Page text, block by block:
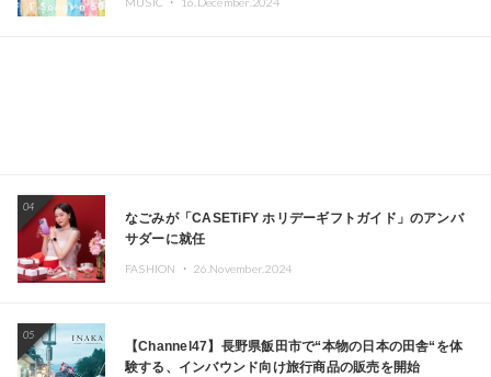
04
なごみが「CASETiFY ホリデーギフトガイド」のアンバ
サダーに就任
FASHION ・ 26.November.2024
05
【Channel47】長野県飯田市で“本物の日本の田舎“を体
験する、インバウンド向け旅行商品の販売を開始